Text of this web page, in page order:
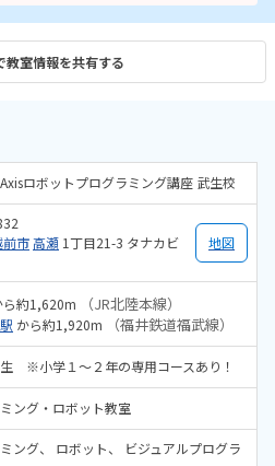
教室情報を共有する
ロボットプログラミング講座 武生校
前市高瀬 1丁目21-3 タナカビ
地図
ら約1,620m （JR北陸本線）
から約1,920m （福井鉄道福武線）
※小学１～２年の専用コースあり！
ング・ロボット教室
ング ロボット
ビジュアルプログラ